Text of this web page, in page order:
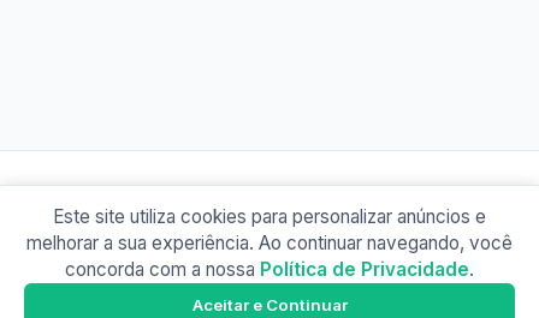
© 2026 Busão BR
Sobre Contato Política de Privacidade
Este site utiliza cookies para personalizar anúncios e
melhorar a sua experiência. Ao continuar navegando, você
concorda com a nossa Política de Privacidade.
Aceitar e Continuar